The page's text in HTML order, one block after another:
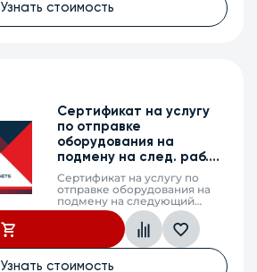
Узнать стоимость
Сертификат на услугу
по отправке
оборудования на
подмену на след. раб.
день, ESR-3300, 5г.
Сертификат на услугу по
отправке оборудования на
подмену на следующий
рабочий день (next business
day shipping) в случае выхода
из строя оборудования, ESR-
3300, 5 календарных лет
Узнать стоимость